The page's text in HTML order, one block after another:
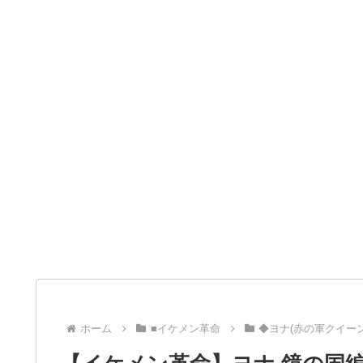
ホーム ■イケメン革命 ◆ヨナ(赤の軍クイー